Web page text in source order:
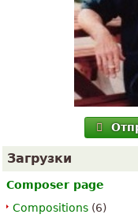
Загрузки
Composer page
Compositions (6)